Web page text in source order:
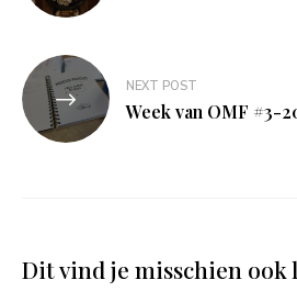
NEXT POST
Week van OMF #3-
Dit vind je misschien ook